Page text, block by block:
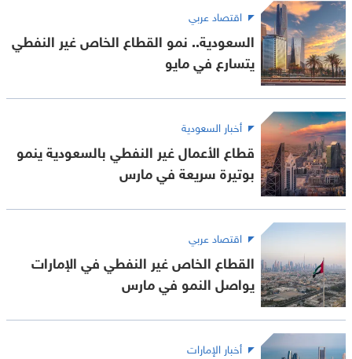
اقتصاد عربي
السعودية.. نمو القطاع الخاص غير النفطي
يتسارع في مايو
أخبار السعودية
قطاع الأعمال غير النفطي بالسعودية ينمو
بوتيرة سريعة في مارس
اقتصاد عربي
القطاع الخاص غير النفطي في الإمارات
يواصل النمو في مارس
أخبار الإمارات